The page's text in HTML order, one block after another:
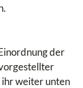
der
weiter unten